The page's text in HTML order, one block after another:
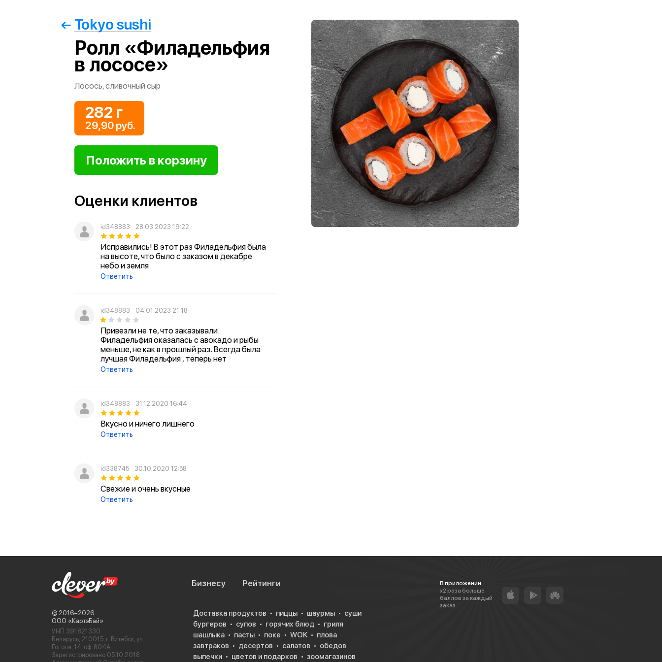
Tokyo sushi
Ролл «Филадельфия
в лососе»
Лосось, сливочный сыр
282 г
29,90 руб.
Оценки клиентов
id348883 28.03.2023 19:22
Исправились! В этот раз Филадельфия была
на высоте, что было с заказом в декабре
небо и земля
Ответить
id348883 04.01.2023 21:18
Привезли не те, что заказывали.
Филадельфия оказалась с авокадо и рыбы
меньше, не как в прошлый раз. Всегда была
лучшая Филадельфия , теперь нет
Ответить
id348883 31.12.2020 16:44
Вкусно и ничего лишнего
Ответить
id338745 30.10.2020 12:58
Свежие и очень вкусные
Ответить
© 2016−2026
ООО «КартэБай»
УНП 391821330
Беларусь, 210015, г. Витебск, ул.
Гоголя, 14, оф. 804А
Зарегистрировано 05.10.2018
Бизнесу Рейтинги
В приложении
х2 раза больше
баллов за каждый
заказ
Доставка продуктов пиццы шаурмы
суши
бургеров
супов горячих блюд
гриля
шашлыка
пасты поке WOK
плова
завтраков
десертов салатов
обедов
выпечки
цветов и подарков зоомагазинов